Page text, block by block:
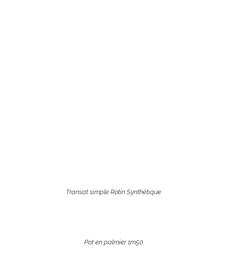
Transat simple Rotin Synthétique
Pot en palmier 1m50